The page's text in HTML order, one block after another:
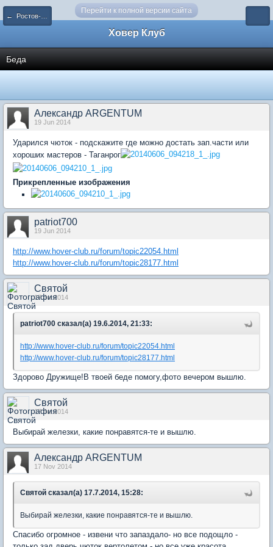
Перейти к полной версии сайта
← Ростов-на-Дону и область
Ховер Клуб
Беда
Александр ARGENTUM
19 Jun 2014
Ударился чюток - подскажите где можно достать зап.части или
хороших мастеров - Таганрог
Прикрепленные изображения
patriot700
19 Jun 2014
http://www.hover-club.ru/forum/topic22054.html
http://www.hover-club.ru/forum/topic28177.html
Святой
17 Jul 2014
patriot700 сказал(а) 19.6.2014, 21:33:
http://www.hover-club.ru/forum/topic22054.html
http://www.hover-club.ru/forum/topic28177.html
Здорово Дружище!В твоей беде помогу,фото вечером вышлю.
Святой
17 Jul 2014
Выбирай железки, какие понравятся-те и вышлю.
Александр ARGENTUM
17 Nov 2014
Святой сказал(а) 17.7.2014, 15:28:
Выбирай железки, какие понравятся-те и вышлю.
Спасибо огромное - извени что запаздало- но все подощло -